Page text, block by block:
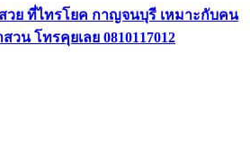
วย ที่ไทรโยค กาญจนบุรี เหมาะกับคน
น โทรคุยเลย 0810117012